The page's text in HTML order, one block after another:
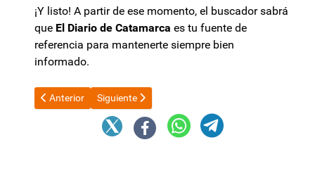
¡Y listo! A partir de ese momento, el buscador sabrá
que El Diario de Catamarca es tu fuente de
referencia para mantenerte siempre bien
informado.
Artículo anterior: Viral: Mirá la gatita catamarqueña que la
Anterior Artículo siguiente: Continúa el registro para
Siguiente